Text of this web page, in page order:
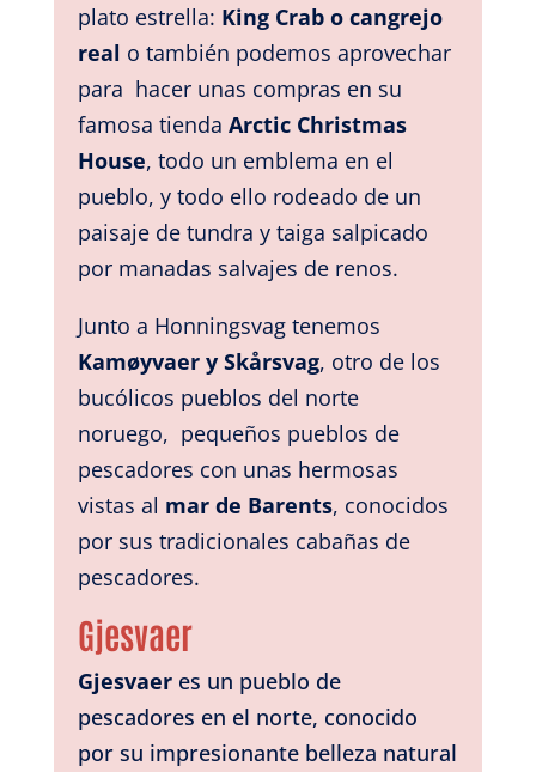
plato estrella: King Crab o cangrejo
real o también podemos aprovechar
para hacer unas compras en su
famosa tienda Arctic Christmas
House, todo un emblema en el
pueblo, y todo ello rodeado de un
paisaje de tundra y taiga salpicado
por manadas salvajes de renos.
Junto a Honningsvag tenemos
Kamøyvaer y Skårsvag, otro de los
bucólicos pueblos del norte
noruego, pequeños pueblos de
pescadores con unas hermosas
vistas al mar de Barents, conocidos
por sus tradicionales cabañas de
pescadores.
Gjesvaer
Gjesvaeres un pueblo de
pescadores en el norte, conocido
por su impresionante belleza natural